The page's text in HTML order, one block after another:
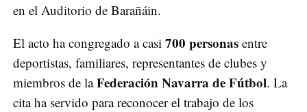
en el Auditorio de Barañáin.
El acto ha congregado a casi 700 personas entre
deportistas, familiares, representantes de clubes y
miembros de laFederación Navarra de Fútbol. La
cita ha servido para reconocer el trabajo de los